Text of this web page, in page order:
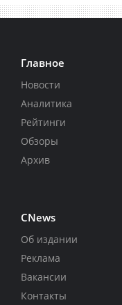
Главное
Новости
Аналитика
Рейтинги
Обзоры
Архив
CNews
Об издании
Реклама
Вакансии
Контакты